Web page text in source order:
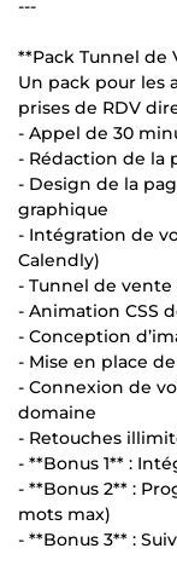
---
**Pack Tunnel de
Un pack pour les
prises de RDV
- Appel de 30
- Rédaction de la
- Design de la
graphique
- Intégration de
Calendly)
- Tunnel de
- Animation CSS
- Conception
- Mise en place
- Connexion de
domaine
- Retouches
- **Bonus 1** :
- **Bonus 2** :
mots max)
- **Bonus 3** :